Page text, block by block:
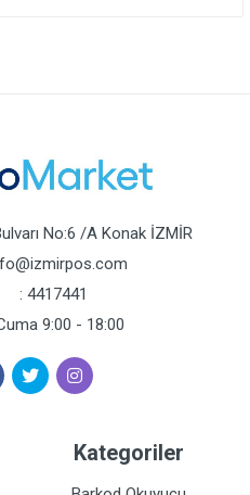
No:6 /A Konak İZMİR
: 4417441
9:00 - 18:00
Kategoriler